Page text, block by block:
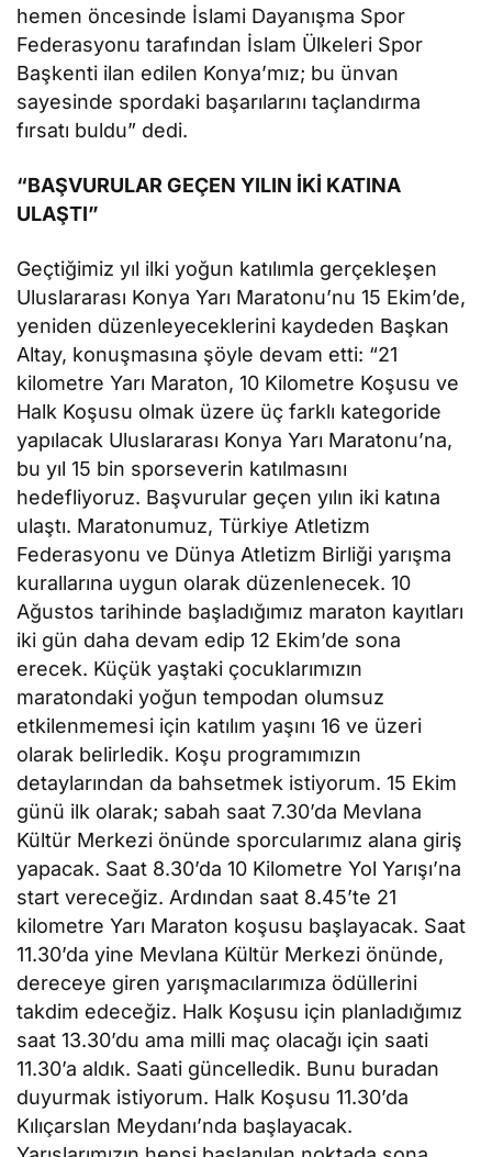
hemen öncesinde İslami Dayanışma Spor
Federasyonu tarafından İslam Ülkeleri Spor
Başkenti ilan edilen Konya’mız; bu ünvan
sayesinde spordaki başarılarını taçlandırma
fırsatı buldu” dedi.
“BAŞVURULAR GEÇEN YILIN İKİ KATINA
ULAŞTI”
Geçtiğimiz yıl ilki yoğun katılımla gerçekleşen
Uluslararası Konya Yarı Maratonu’nu 15 Ekim’de,
yeniden düzenleyeceklerini kaydeden Başkan
Altay, konuşmasına şöyle devam etti: “21
kilometre Yarı Maraton, 10 Kilometre Koşusu ve
Halk Koşusu olmak üzere üç farklı kategoride
yapılacak Uluslararası Konya Yarı Maratonu’na,
bu yıl 15 bin sporseverin katılmasını
hedefliyoruz. Başvurular geçen yılın iki katına
ulaştı. Maratonumuz, Türkiye Atletizm
Federasyonu ve Dünya Atletizm Birliği yarışma
kurallarına uygun olarak düzenlenecek. 10
Ağustos tarihinde başladığımız maraton kayıtları
iki gün daha devam edip 12 Ekim’de sona
erecek. Küçük yaştaki çocuklarımızın
maratondaki yoğun tempodan olumsuz
etkilenmemesi için katılım yaşını 16 ve üzeri
olarak belirledik. Koşu programımızın
detaylarından da bahsetmek istiyorum. 15 Ekim
günü ilk olarak; sabah saat 7.30’da Mevlana
Kültür Merkezi önünde sporcularımız alana giriş
yapacak. Saat 8.30’da 10 Kilometre Yol Yarışı’na
start vereceğiz. Ardından saat 8.45’te 21
kilometre Yarı Maraton koşusu başlayacak. Saat
11.30’da yine Mevlana Kültür Merkezi önünde,
dereceye giren yarışmacılarımıza ödüllerini
takdim edeceğiz. Halk Koşusu için planladığımız
saat 13.30’du ama milli maç olacağı için saati
11.30’a aldık. Saati güncelledik. Bunu buradan
duyurmak istiyorum. Halk Koşusu 11.30’da
Kılıçarslan Meydanı’nda başlayacak.